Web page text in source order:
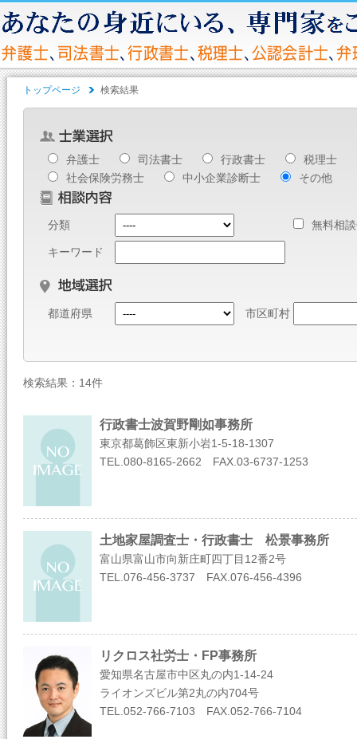
トップページ 検索結果
弁護士 司法書士 行政書士
税理士
社会保険労務士
中小企業診断士 その他
分類 無料相
キーワード
都道府県 市区町村
検索結果：14件
行政書士波賀野剛如事務所
東京都葛飾区東新小岩1-5-18-1307
TEL.080-8165-2662 FAX.03-6737-1253
土地家屋調査士・行政書士 松景事務所
富山県富山市向新庄町四丁目12番2号
TEL.076-456-3737 FAX.076-456-4396
リクロス社労士・FP事務所
愛知県名古屋市中区丸の内1-14-24
ライオンズビル第2丸の内704号
TEL.052-766-7103 FAX.052-766-7104